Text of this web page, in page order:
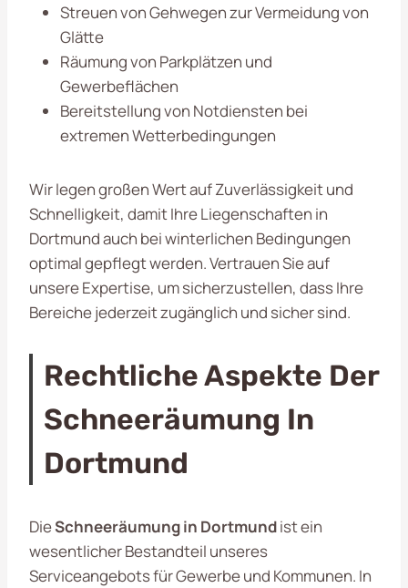
Streuen von Gehwegen zur Vermeidung von
Glätte
Räumung von Parkplätzen und
Gewerbeflächen
Bereitstellung von Notdiensten bei
extremen Wetterbedingungen
Wir legen großen Wert auf Zuverlässigkeit und
Schnelligkeit, damit Ihre Liegenschaften in
Dortmund auch bei winterlichen Bedingungen
optimal gepflegt werden. Vertrauen Sie auf
unsere Expertise, um sicherzustellen, dass Ihre
Bereiche jederzeit zugänglich und sicher sind.
Rechtliche Aspekte Der
Schneeräumung In
Dortmund
DieSchneeräumung in Dortmundist ein
wesentlicher Bestandteil unseres
Serviceangebots für Gewerbe und Kommunen. In